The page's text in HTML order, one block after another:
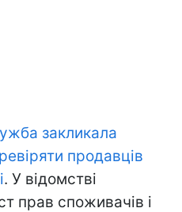
закликала
продавців
. У відомстві
прав споживачів і